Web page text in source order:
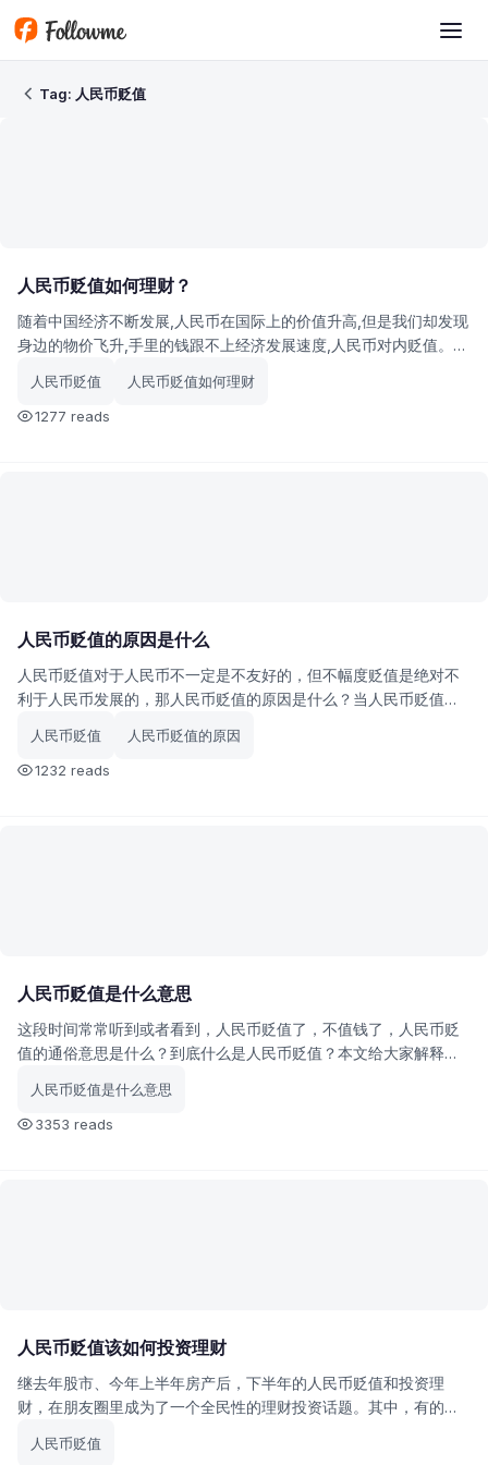
Skip to main content
Tag: 人民币贬值
Tag: 人民币贬值
人民币贬值如何理财？
随着中国经济不断发展,人民币在国际上的价值升高,但是我们却发现
身边的物价飞升,手里的钱跟不上经济发展速度,人民币对内贬值。在
值的情况下不会变成泡沫?
人民币贬值
人民币贬值如何理财
1277 reads
人民币贬值的原因是什么
人民币贬值对于人民币不一定是不友好的，但不幅度贬值是绝对不
利于人民币发展的，那人民币贬值的原因是什么？当人民币贬值后
人民币贬值
人民币贬值的原因
1232 reads
人民币贬值是什么意思
这段时间常常听到或者看到，人民币贬值了，不值钱了，人民币贬
值的通俗意思是什么？到底什么是人民币贬值？本文给大家解释一
人民币贬值是什么意思
3353 reads
人民币贬值该如何投资理财
继去年股市、今年上半年房产后，下半年的人民币贬值和投资理
财，在朋友圈里成为了一个全民性的理财投资话题。其中，有的人
个问题：面对人民币贬值我该如何投资理财呢？究竟应该怎么做
人民币贬值